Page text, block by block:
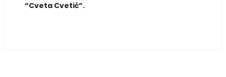
“Cveta Cvetić”.